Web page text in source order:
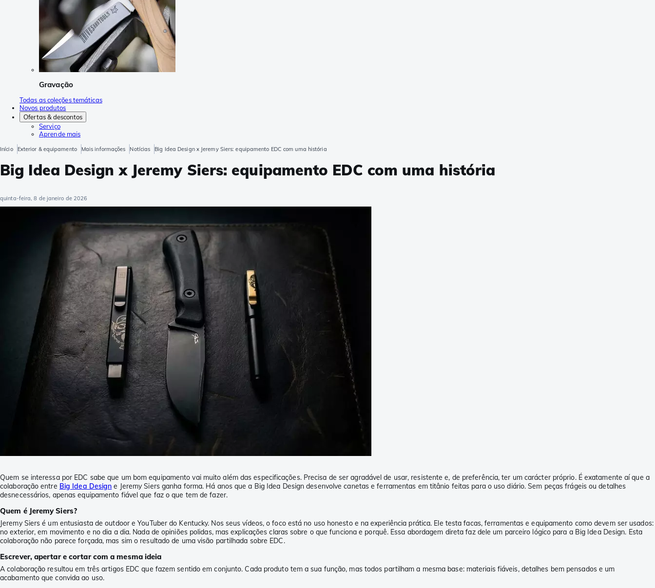
Gravação
Todas as coleções temáticas
Novos produtos
Ofertas & descontos
Serviço
Aprende mais
Início Exterior & equipamento Mais informações Notícias Big Idea Design x Jeremy Siers: equipamento EDC com uma história
Big Idea Design x Jeremy Siers: equipamento EDC com uma história
quinta-feira, 8 de janeiro de 2026
Quem se interessa por EDC sabe que um bom equipamento vai muito além das especificações. Precisa de ser agradável de usar, resistente e, de preferência, ter um carácter próprio. É exatamente aí que a
colaboração entre Big Idea Design e Jeremy Siers ganha forma. Há anos que a Big Idea Design desenvolve canetas e ferramentas em titânio feitas para o uso diário. Sem peças frágeis ou detalhes
desnecessários, apenas equipamento fiável que faz o que tem de fazer.
Quem é Jeremy Siers?
Jeremy Siers é um entusiasta de outdoor e YouTuber do Kentucky. Nos seus vídeos, o foco está no uso honesto e na experiência prática. Ele testa facas, ferramentas e equipamento como devem ser usados:
no exterior, em movimento e no dia a dia. Nada de opiniões polidas, mas explicações claras sobre o que funciona e porquê. Essa abordagem direta faz dele um parceiro lógico para a Big Idea Design. Esta
colaboração não parece forçada, mas sim o resultado de uma visão partilhada sobre EDC.
Escrever, apertar e cortar com a mesma ideia
A colaboração resultou em três artigos EDC que fazem sentido em conjunto. Cada produto tem a sua função, mas todos partilham a mesma base: materiais fiáveis, detalhes bem pensados e um
acabamento que convida ao uso.